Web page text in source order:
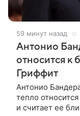
59 минут назад
Антонио
относится
Гриффит
Антонио
тепло
и считает ее